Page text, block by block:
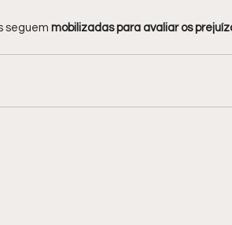
seguem mobilizadas para avaliar os